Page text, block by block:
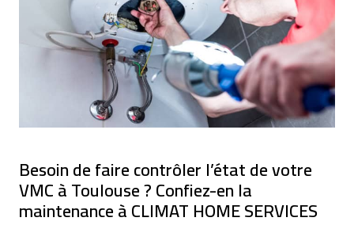
Besoin de faire contrôler l’état de votre
VMC à Toulouse ? Confiez-en la
maintenance à CLIMAT HOME SERVICES